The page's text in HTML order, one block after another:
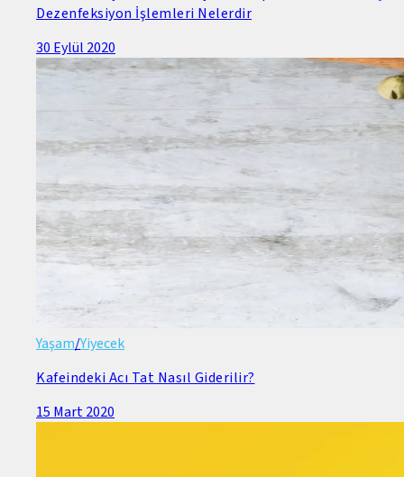
Dezenfeksiyon İşlemleri Nelerdir
30 Eylül 2020
Yaşam/Yiyecek
Kafeindeki Acı Tat Nasıl Giderilir?
15 Mart 2020